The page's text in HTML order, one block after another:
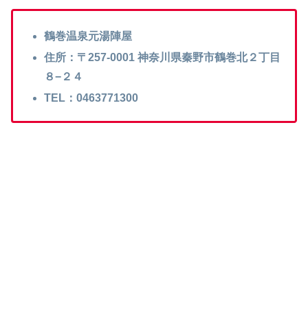
鶴巻温泉元湯陣屋
住所：〒257-0001 神奈川県秦野市鶴巻北２丁目
８−２４
TEL：0463771300